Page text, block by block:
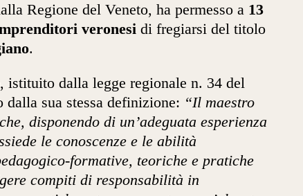
Regione del Veneto, ha permesso a 13
veronesi di fregiarsi del titolo
.
istituito dalla legge regionale n. 34 del
dalla sua stessa definizione: “Il maestro
disponendo di un’adeguata esperienza
le conoscenze e le abilità
formative, teoriche e pratiche
compiti di responsabilità in